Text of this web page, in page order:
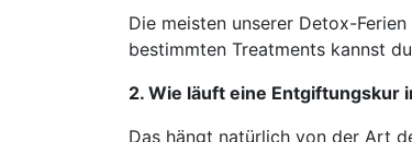
Die meisten unserer Detox-
bestimmten Treatments kannst
2. Wie läuft eine Entgiftungskur
Das hängt natürlich von der Art